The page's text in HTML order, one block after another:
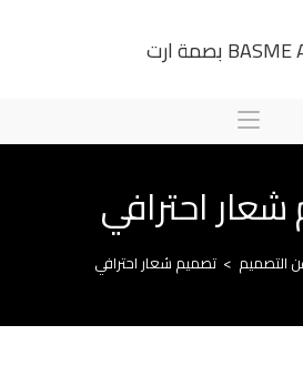
احترافي
التصميم > تصميم شعار احترافي